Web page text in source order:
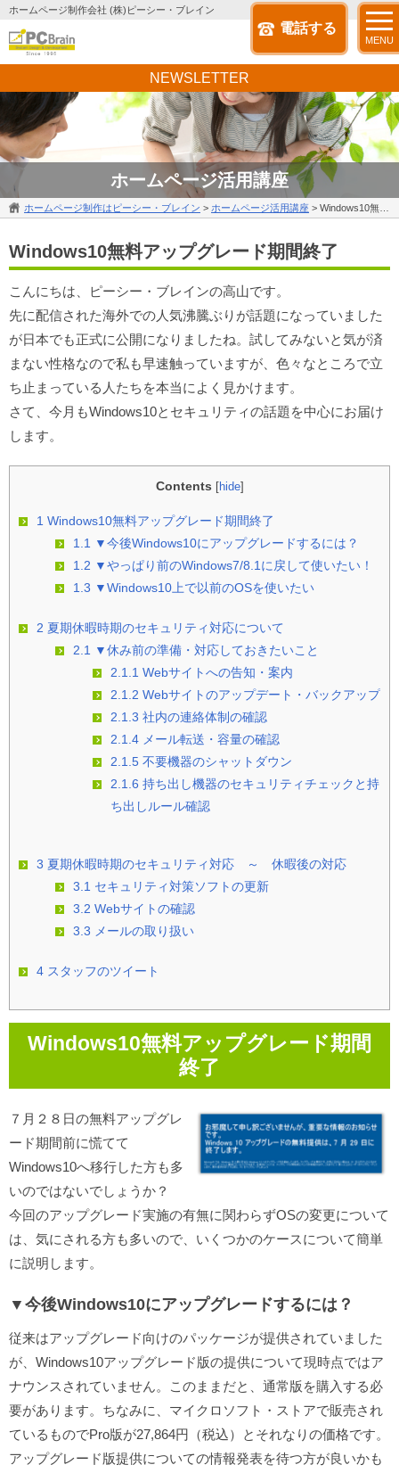
ホームページ制作会社 (株)ピーシー・ブレイン
電話する
MENU
ホームページ活用講座
NEWSLETTER
ホームページ制作はピーシー・ブレイン > ホームページ活用講座 > Windows10無料アップグレード期間終了
Windows10無料アップグレード期間終了
こんにちは、ピーシー・ブレインの高山です。
先に配信された海外での人気沸騰ぶりが話題になっていました
が日本でも正式に公開になりましたね。試してみないと気が済
まない性格なので私も早速触っていますが、色々なところで立
ち止まっている人たちを本当によく見かけます。
さて、今月もWindows10とセキュリティの話題を中心にお届け
します。
Contents [hide]
1 Windows10無料アップグレード期間終了
1.1
▼今後Windows10にアップグレードするには？
1.2 ▼やっぱり前のWindows7/8.1に戻して使いたい！
1.3 ▼Windows10上で以前のOSを使いたい
2 夏期休暇時期のセキュリティ対応について
2.1
▼休み前の準備・対応しておきたいこと
2.1.1 Webサイトへの告知・案内
2.1.2 Webサイトのアップデート・バックアップ
2.1.3 社内の連絡体制の確認
2.1.4メール転送・容量の確認
2.1.5不要機器のシャットダウン
2.1.6 持ち出し機器のセキュリティチェックと持
ち出しルール確認
3 夏期休暇時期のセキュリティ対応 ～ 休暇後の対応
3.1 セキュリティ対策ソフトの更新
3.2 Webサイトの確認
3.3 メールの取り扱い
4 スタッフのツイート
Windows10無料アップグレード期間
終了
７月２８日の無料アップグレ
ード期間前に慌てて
Windows10へ移行した方も多
いのではないでしょうか？
今回のアップグレード実施の有無に関わらずOSの変更について
は、気にされる方も多いので、いくつかのケースについて簡単
に説明します。
▼今後Windows10にアップグレードするには？
従来はアップグレード向けのパッケージが提供されていました
が、Windows10アップグレード版の提供について現時点ではア
ナウンスされていません。このままだと、通常版を購入する必
要があります。ちなみに、マイクロソフト・ストアで販売され
ているものでPro版が27,864円（税込）とそれなりの価格です。
アップグレード版提供についての情報発表を待つ方が良いかも